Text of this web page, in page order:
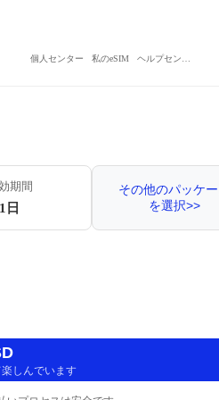
個人センター 私のeSIM
期間
1日
その他のパッケ
を選択>>
しんでいます